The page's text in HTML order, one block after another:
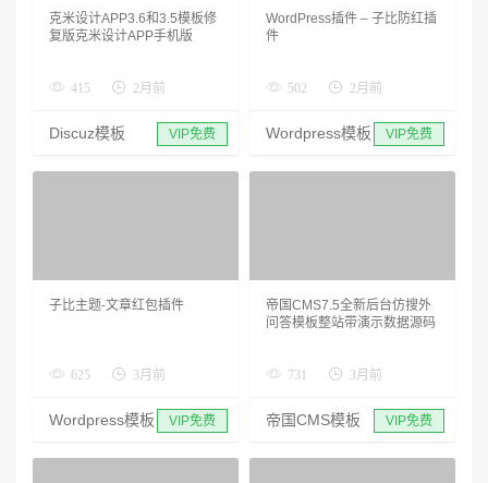
克米设计APP3.6和3.5模板修
复版克米设计APP手机版
415 2月前
Discuz模板 VIP免费
WordPress插件 – 子比防红插
件
502 2月前
Wordpress模板 VIP免费
子比主题-文章红包插件
625 3月前
Wordpress模板 VIP免费
帝国CMS7.5全新后台仿搜外
问答模板整站带演示数据源码
731 3月前
帝国CMS模板 VIP免费